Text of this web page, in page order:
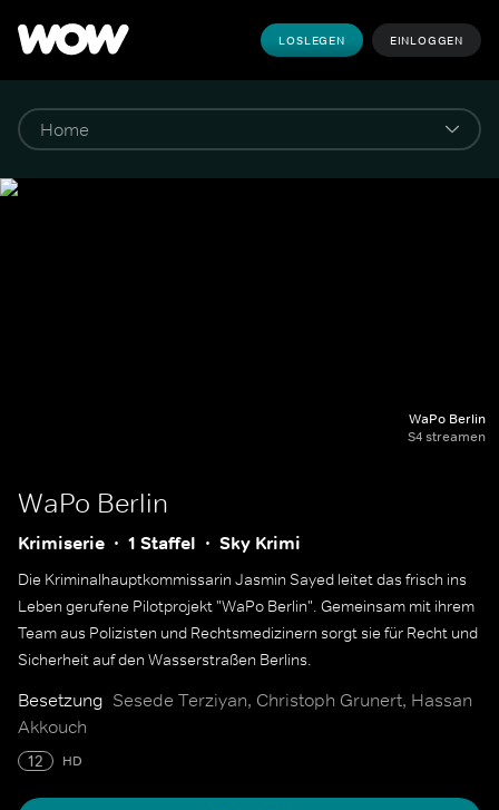
LOSLEGEN EINLOGGEN
WaPo Berlin
S4 streamen
WaPo Berlin
Krimiserie 1 Staffel Sky Krimi
Die Kriminalhauptkommissarin Jasmin Sayed leitet das frisch ins
Leben gerufene Pilotprojekt "WaPo Berlin". Gemeinsam mit ihrem
Team aus Polizisten und Rechtsmedizinern sorgt sie für Recht und
Sicherheit auf den Wasserstraßen Berlins.
Besetzung Sesede Terziyan, Christoph Grunert, Hassan
Akkouch
12 HD